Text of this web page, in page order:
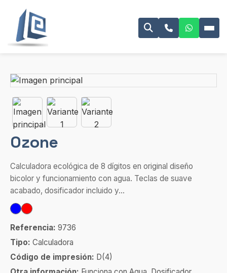
Ozone
Calculadora ecológica de 8 dígitos en original diseño
bicolor y funcionamiento con agua. Teclas de suave
acabado, dosificador incluido y...
Referencia: 9736
Tipo: Calculadora
Código de impresión: D(4)